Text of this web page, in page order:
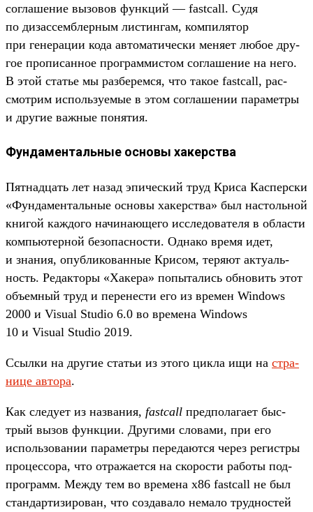
сог­лашение вызовов фун­кций — fastcall. Судя
по дизас­сем­блер­ным лис­тингам, ком­пилятор
при генера­ции кода авто­мати­чес­ки меня­ет любое дру­
гое про­писан­ное прог­раммис­том сог­лашение на него.
В этой статье мы раз­берем­ся, что такое fastcall, рас­
смот­рим исполь­зуемые в этом сог­лашении парамет­ры
и дру­гие важ­ные понятия.
Фундаментальные основы хакерства
Пят­надцать лет назад эпи­чес­кий труд Кри­са Кас­пер­ски
«Фун­дамен­таль­ные осно­вы хакерс­тва» был нас­толь­ной
кни­гой каж­дого начина­юще­го иссле­дова­теля в области
компь­ютер­ной безопас­ности. Одна­ко вре­мя идет,
и зна­ния, опуб­ликован­ные Кри­сом, теря­ют акту­аль­
ность. Редак­торы «Хакера» попыта­лись обно­вить этот
объ­емный труд и перенес­ти его из вре­мен Windows
2000 и Visual Studio 6.0 во вре­мена Windows
10 и Visual Studio 2019.
Ссыл­ки на дру­гие статьи из это­го цик­ла ищи на стра­
нице авто­ра.
Как сле­дует из наз­вания, fastcall пред­полага­ет быс­
трый вызов фун­кции. Дру­гими сло­вами, при его
исполь­зовании парамет­ры переда­ются через регис­тры
про­цес­сора, что отра­жает­ся на ско­рос­ти работы под­
прог­рамм. Меж­ду тем во вре­мена x86 fastcall не был
стан­дарти­зиро­ван, что соз­давало немало труд­ностей